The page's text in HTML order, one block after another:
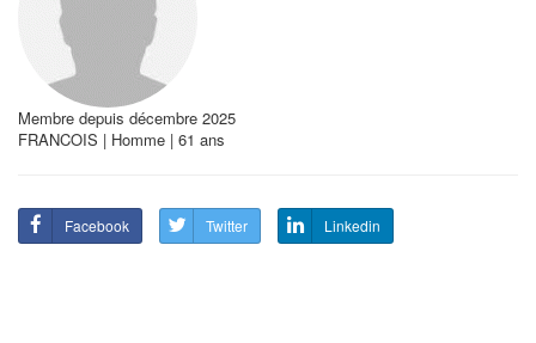
Membre depuis décembre 2025
FRANCOIS | Homme | 61 ans
Facebook Twitter Linkedin